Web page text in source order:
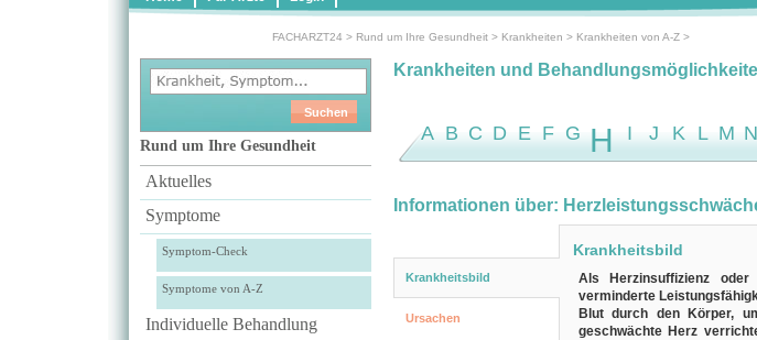
FACHARZT24 > Rund um Ihre Gesundheit> Krankheiten > Krankheiten von A-Z>
Rund um Ihre Gesundheit
Aktuelles
Symptome
Symptom-Check
Symptome von A-Z
Individuelle Behandlung
Krankheiten und
A B C D E F G H I J K L M N
Informationen über:
Krankheitsbild
Ursachen
Krankheitsbild
Als Herzinsuffizienz oder
verminderte
Blut durch den Körper,
geschwächte Herz